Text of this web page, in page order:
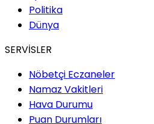
Politika
Dünya
SERVİSLER
Nöbetçi Eczaneler
Namaz Vakitleri
Hava Durumu
Puan Durumları